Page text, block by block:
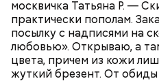
москвичка Татьяна Р. —
практически пополам.
посылку с надписями на
любовью». Открываю, а
цвета, причем из кожи
жуткий брезент. От
Финансовый консультант
возможности
было снижать долговую
решение погашать
уменьшения ежемесячного
сокращения срока
платежа, — заявила